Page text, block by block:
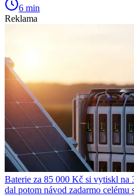
6 min
Reklama
Baterie za 85 000 Kč si vytiskl na
dal potom návod zadarmo celému